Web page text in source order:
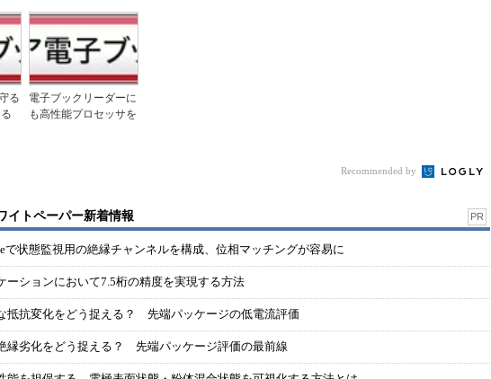
る
電子ブックリーダーに
も高性能プロセッサを
Recommended by
イトペーパー新着情報 PR
で状態監視用の絶縁チャンネルを構成、位相マッチングが容易に
ーションにおいて7.5桁の精度を実現する方法
抵抗変化をどう捉える？ 先端パッケージの低電流評価
縁劣化をどう捉える？ 先端パッケージ評価の最前線